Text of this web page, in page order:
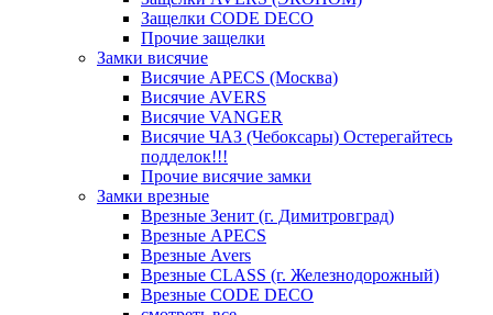
Защелки CODE DECO
Прочие защелки
Замки висячие
Висячие APECS (Москва)
Висячие AVERS
Висячие VANGER
Висячие ЧАЗ (Чебоксары) Остерегайтесь
подделок!!!
Прочие висячие замки
Замки врезные
Врезные Зенит (г. Димитровград)
Врезные APECS
Врезные Avers
Врезные CLASS (г. Железнодорожный)
Врезные CODE DECO